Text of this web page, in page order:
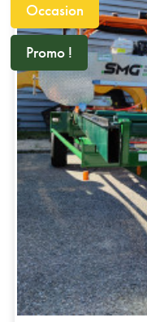
Occasion
Promo !